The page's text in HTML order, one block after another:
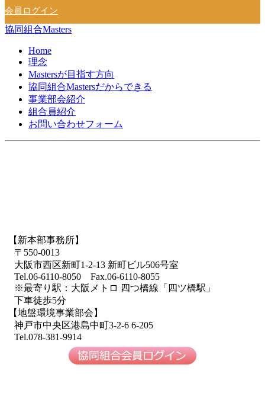
会員ログイン
協同組合Masters
Home
理念
Mastersが目指す方向
協同組合Mastersだからできる
事業部会紹介
組合員紹介
お問い合わせフォーム
【新本部事務所】
〒550-0013
大阪市西区新町1-2-13 新町ビル506号室
Tel.06-6110-8050 Fax.06-6110-8055
※最寄り駅：大阪メトロ 四つ橋線「四ツ橋駅」
下車徒歩5分
【地盤環境事業部会】
神戸市中央区港島中町3-2-6 6-205
Tel.078-381-9914